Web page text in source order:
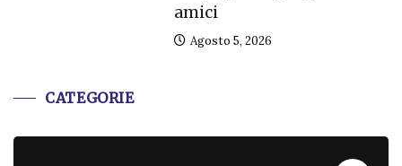
amici
Agosto 5, 2026
CATEGORIE